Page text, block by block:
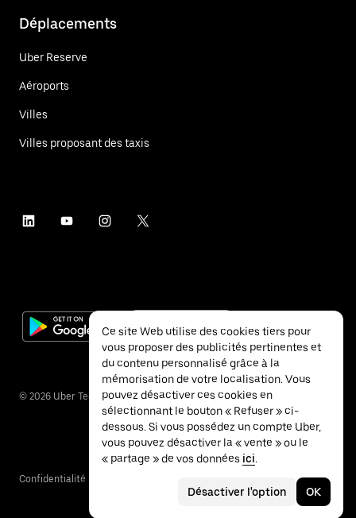
Déplacements
Uber Reserve
Aéroports
Villes
Villes proposant des taxis
© 2026 Uber Technologies Inc.
Confidentialité
Ce site Web utilise des cookies tiers pour
vous proposer des publicités pertinentes et
du contenu personnalisé grâce à la
mémorisation de votre localisation. Vous
pouvez désactiver ces cookies en
sélectionnant le bouton « Refuser » ci-
dessous. Si vous possédez un compte Uber,
vous pouvez désactiver la « vente » ou le
« partage » de vos données ici.
Désactiver l'option OK